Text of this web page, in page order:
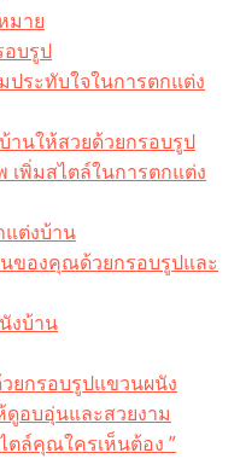
มาย
อบรูป
ระทับใจในการตกแต่ง
านให้สวยด้วยกรอบรูป
พิ่มสไตล์ในการตกแต่ง
ต่งบ้าน
ของคุณด้วยกรอบรูปและ
งบ้าน
ยกรอบรูปแขวนผนัง
อบอุ่นและสวยงาม
ตล์คุณใครเห็นต้อง ”